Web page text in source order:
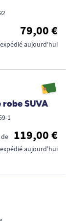
79,00 €
aujourd'hui
robe SUVA
1
119,00 €
aujourd'hui